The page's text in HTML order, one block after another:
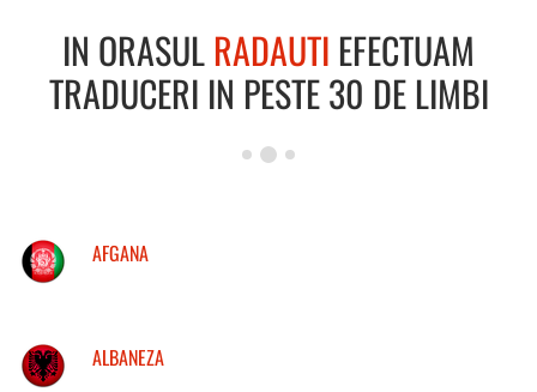
IN ORASULRADAUTI EFECTUAM
TRADUCERI IN PESTE 30 DE LIMBI
AFGANA
ALBANEZA